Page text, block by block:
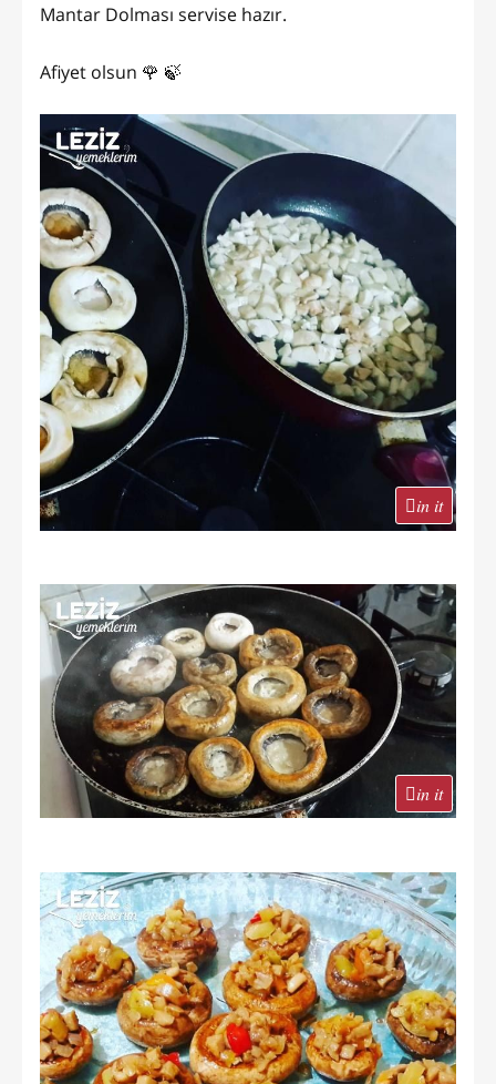
Mantar Dolması servise hazır.
Afiyet olsun 🌹 🍃
in it
in it